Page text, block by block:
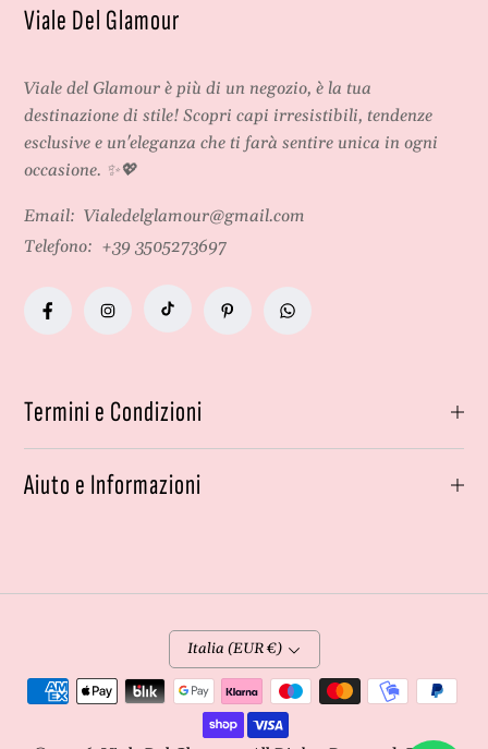
Viale Del Glamour
Viale del Glamour è più di un negozio, è la tua
destinazione di stile! Scopri capi irresistibili, tendenze
esclusive e un'eleganza che ti farà sentire unica in ogni
occasione. ✨💖
Email: Vialedelglamour@gmail.com
Telefono: +39 3505273697
Termini e Condizioni
Aiuto e Informazioni
Italia (EUR €)
Metodi
pagamento